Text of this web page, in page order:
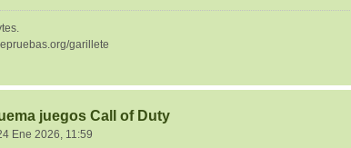
garillete
juegos Call of Duty
Ene 2026, 11:59